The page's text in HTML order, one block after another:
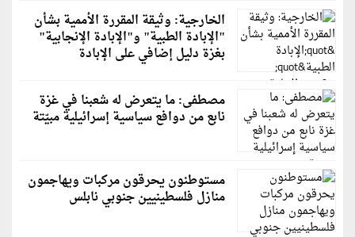
الخارجية: وثيقة المقررة الأممية بشأن
"الإبادة الطبية" و"الإبادة الإنجابية"
بغزة دليل إضافي على الإبادة
مصطفى: ما يتعرض له شعبنا في غزة
نابع من دوافع سياسية إسرائيلية مبيّتة
مستوطنون يحرقون مركبات ويهاجمون
منازل فلسطينيين جنوبي نابلس